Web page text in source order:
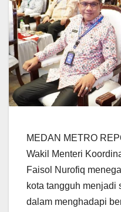
MEDAN METRO
Wakil Menteri
Faisol Nurofiq
kota tangguh menjadi
dalam menghadapi